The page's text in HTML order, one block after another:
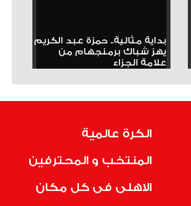
بداية مثالية.. حمزة عبد الكريم
يهز شباك برمنجهام من
علامة الجزاء
الكرة عالمية
المنتخب و المحترفين
الاهلى فى كل مكان